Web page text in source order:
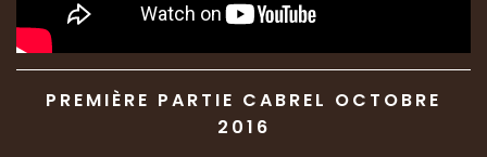
PREMIÈRE PARTIE CABREL OCTOBRE
2016